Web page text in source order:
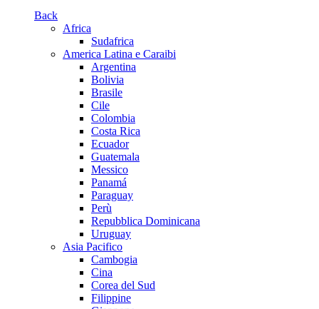
Back
Africa
Sudafrica
America Latina e Caraibi
Argentina
Bolivia
Brasile
Cile
Colombia
Costa Rica
Ecuador
Guatemala
Messico
Panamá
Paraguay
Perù
Repubblica Dominicana
Uruguay
Asia Pacifico
Cambogia
Cina
Corea del Sud
Filippine